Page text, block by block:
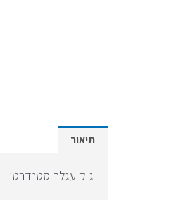
תיאור
ג'ק עגלה סטנדרטי – 2 טון